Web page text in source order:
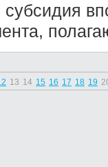
13 14 15 16 17 18 19